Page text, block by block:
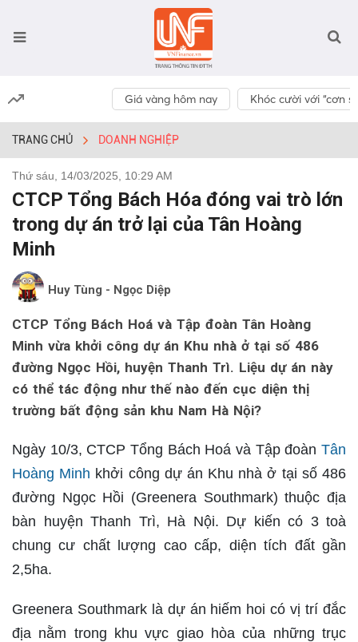
Giá vàng hôm nay Khóc cười với “cơn
TRANG CHỦ DOANH NGHIỆP
Thứ sáu, 14/03/2025, 10:29 AM
CTCP Tổng Bách Hóa đóng vai trò lớn
trong dự án trở lại của Tân Hoàng
Minh
Huy Tùng - Ngọc Diệp
CTCP Tổng Bách Hoá và Tập đoàn Tân Hoàng
Minh vừa khởi công dự án Khu nhà ở tại số 486
đường Ngọc Hồi, huyện Thanh Trì. Liệu dự án này
có thể tác động như thế nào đến cục diện thị
trường bất động sản khu Nam Hà Nội?
Ngày 10/3, CTCP Tổng Bách Hoá và Tập đoàn Tân
Hoàng Minh khởi công dự án Khu nhà ở tại số 486
đường Ngọc Hồi (Greenera Southmark) thuộc địa
bàn huyện Thanh Trì, Hà Nội. Dự kiến có 3 toà
chung cư chất lượng cao cấp, diện tích đất gần
2,5ha.
Greenera Southmark là dự án hiếm hoi có vị trí đắc
địa nằm trong khu vực giao hòa của những trục